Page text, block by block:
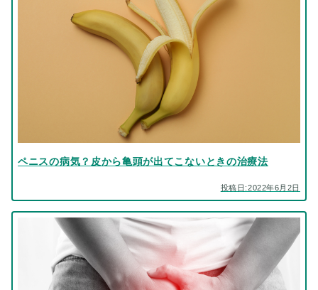
ペニスの病気？皮から亀頭が出てこないときの治療法
投稿日:2022年6月2日